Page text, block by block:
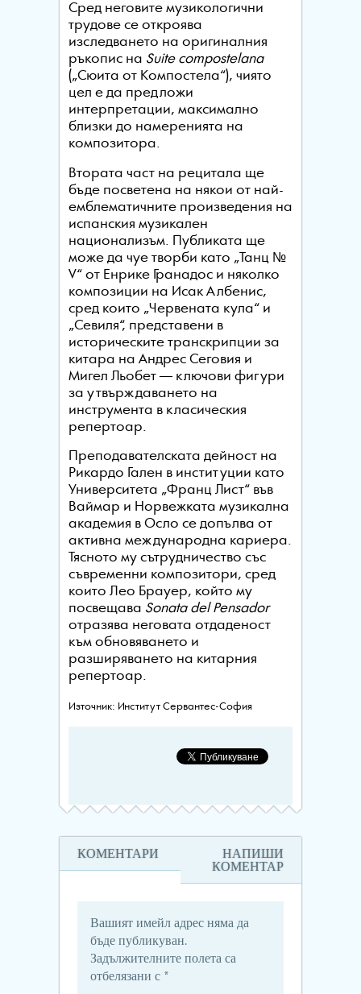
Сред неговите музикологични
трудове се откроява
изследването на оригиналния
ръкопис на Suite compostelana
(„Сюита от Компостела“), чиято
цел е да предложи
интерпретации, максимално
близки до намеренията на
композитора.
Втората част на рецитала ще
бъде посветена на някои от най-
емблематичните произведения на
испанския музикален
национализъм. Публиката ще
може да чуе творби като „Танц №
V“ от Енрике Гранадос и няколко
композиции на Исак Албенис,
сред които „Червената кула“ и
„Севиля“, представени в
историческите транскрипции за
китара на Андрес Сеговия и
Мигел Льобет — ключови фигури
за утвърждаването на
инструмента в класическия
репертоар.
Преподавателската дейност на
Рикардо Гален в институции като
Университета „Франц Лист“ във
Ваймар и Норвежката музикална
академия в Осло се допълва от
активна международна кариера.
Тясното му сътрудничество със
съвременни композитори, сред
които Лео Брауер, който му
посвещава Sonata del Pensador
отразява неговата отдаденост
към обновяването и
разширяването на китарния
репертоар.
Източник: Институт Сервантес-София
КОМЕНТАРИ
НАПИШИ
КОМЕНТАР
Вашият имейл адрес няма да
бъде публикуван.
Задължителните полета са
отбелязани с *